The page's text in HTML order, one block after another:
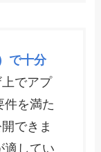
で十分
でアプ
件を満た
できま
適してい